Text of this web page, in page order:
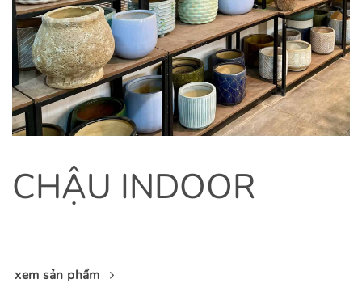
CHẬU INDOOR
xem sản phẩm